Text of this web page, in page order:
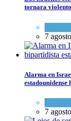
tornara violento
7
Alarma en
estadounidense
7